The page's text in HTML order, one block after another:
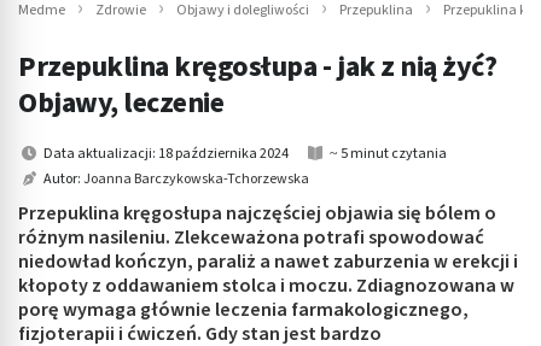
Medme Zdrowie Objawy i dolegliwości Przepuklina Przepuklina
Przepuklina kręgosłupa - jak z nią żyć?
Objawy, leczenie
Data aktualizacji: 18 października 2024
~ 5 minut czytania
Autor:Joanna Barczykowska-Tchorzewska
Przepuklina kręgosłupa najczęściej objawia się bólem o
różnym nasileniu. Zlekceważona potrafi spowodować
niedowład kończyn, paraliż a nawet zaburzenia w erekcji i
kłopoty z oddawaniem stolca i moczu. Zdiagnozowana w
porę wymaga głównie leczenia farmakologicznego,
fizjoterapii i ćwiczeń. Gdy stan jest bardzo